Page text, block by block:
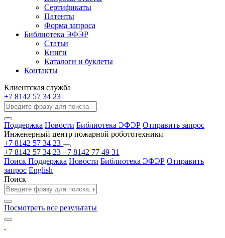
Сертификаты
Патенты
Форма запроса
Библиотека ЭФЭР
Статьи
Книги
Каталоги и буклеты
Контакты
Клиентская служба
+7 8142 57 34 23
Поддержка Новости Библиотека ЭФЭР Отправить запрос
Инженерный центр пожарной робототехники
+7 8142 57 34 23
+7 8142 57 34 23 +7 8142 77 49 31
Поиск Поддержка Новости Библиотека ЭФЭР Отправить
запрос English
Поиск
Посмотреть все результаты